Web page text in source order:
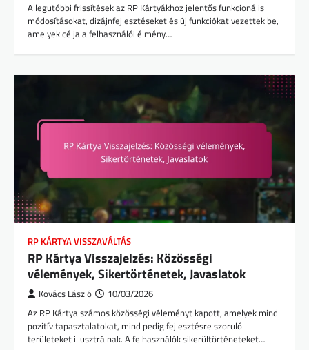
A legutóbbi frissítések az RP Kártyákhoz jelentős funkcionális
módosításokat, dizájnfejlesztéseket és új funkciókat vezettek be,
amelyek célja a felhasználói élmény…
RP KÁRTYA VISSZAVÁLTÁS
RP Kártya Visszajelzés: Közösségi
vélemények, Sikertörténetek, Javaslatok
Kovács László 10/03/2026
Az RP Kártya számos közösségi véleményt kapott, amelyek mind
pozitív tapasztalatokat, mind pedig fejlesztésre szoruló
területeket illusztrálnak. A felhasználók sikerültörténeteket…